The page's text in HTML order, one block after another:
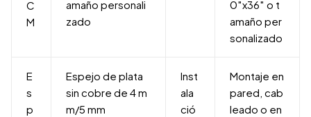
C
M
amaño personali
zado
0″x36″ o t
amaño per
sonalizado
E
s
p
Espejo de plata
sin cobre de 4 m
m/5 mm
Inst
ala
ció
Montaje en
pared, cab
leado o en